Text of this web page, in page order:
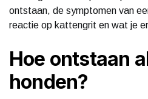
ontstaan, de symptomen van
reactie op kattengrit en wat je
Hoe ontstaan
honden?